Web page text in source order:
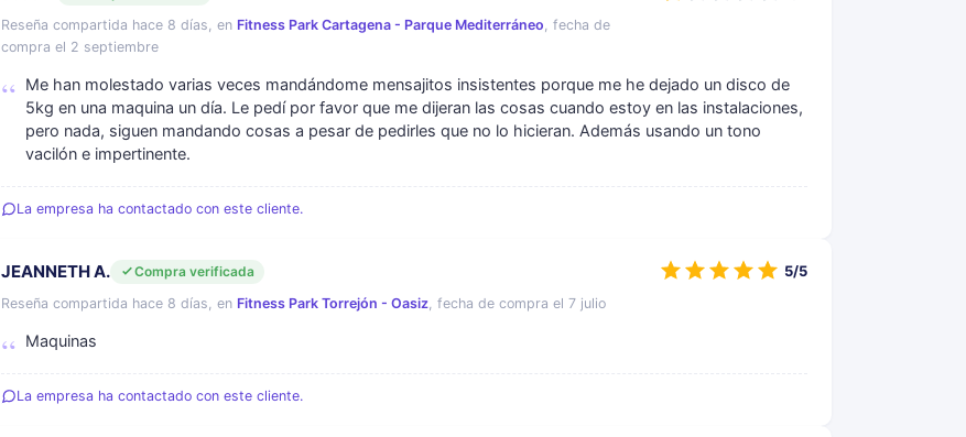
Reseña compartida hace 8 días, en Fitness Park Cartagena - Parque Mediterráneo, fecha de
compra el 2 septiembre
Me han molestado varias veces mandándome mensajitos insistentes porque me he dejado un disco de
5kg en una maquina un día. Le pedí por favor que me dijeran las cosas cuando estoy en las instalaciones,
pero nada, siguen mandando cosas a pesar de pedirles que no lo hicieran. Además usando un tono
vacilón e impertinente.
La empresa ha contactado con este cliente.
JEANNETH A.
Compra verificada
Reseña compartida hace 8 días, en Fitness Park Torrejón - Oasiz, fecha de compra el 7 julio
Maquinas
5/5
La empresa ha contactado con este cliente.